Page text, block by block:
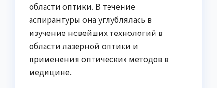
области оптики. В течение
аспирантуры она углублялась в
изучение новейших технологий в
области лазерной оптики и
применения оптических методов в
медицине.